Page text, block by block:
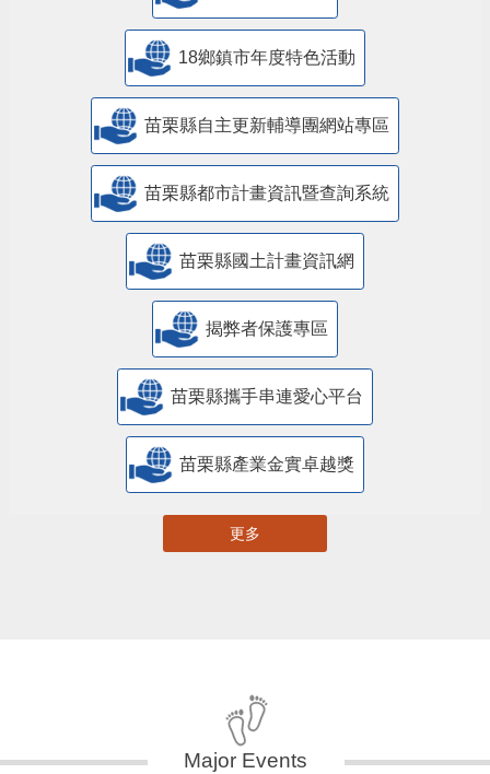
18鄉鎮市年度特色活動
苗栗縣自主更新輔導團網站專區
苗栗縣都市計畫資訊暨查詢系統
苗栗縣國土計畫資訊網
揭弊者保護專區
苗栗縣攜手串連愛心平台
苗栗縣產業金實卓越獎
更多